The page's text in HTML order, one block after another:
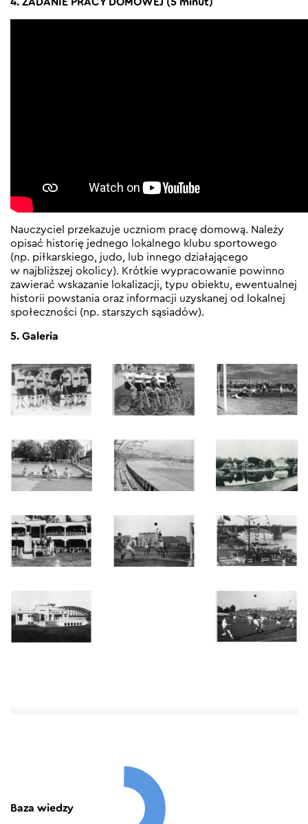
Nauczyciel przekazuje uczniom pracę domową. Należy
opisać historię jednego lokalnego klubu sportowego
(np. piłkarskiego, judo, lub innego działającego
w najbliższej okolicy). Krótkie wypracowanie powinno
zawierać wskazanie lokalizacji, typu obiektu, ewentualnej
historii powstania oraz informacji uzyskanej od lokalnej
społeczności (np. starszych sąsiadów).
5. Galeria
Baza wiedzy